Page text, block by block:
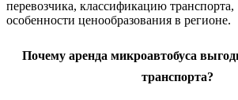
перевозчика, классификацию
особенности ценообразования в регионе.
Почему аренда микроавтобуса
транспорта?